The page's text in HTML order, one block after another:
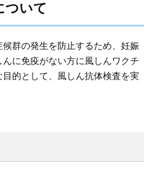
ついて
群の発生を防止するため、妊娠
に免疫がない方に風しんワクチ
的として、風しん抗体検査を実